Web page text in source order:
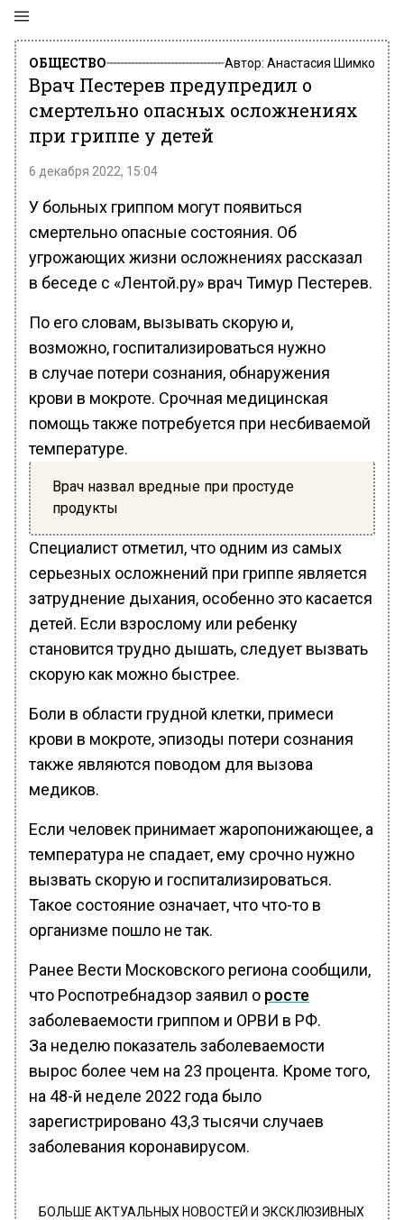
ОБЩЕСТВО Автор: Анастасия Шимко
Врач Пестерев предупредил о
смертельно опасных осложнениях
при гриппе у детей
6 декабря 2022, 15:04
У больных гриппом могут появиться
смертельно опасные состояния. Об
угрожающих жизни осложнениях рассказал
в беседе с «Лентой.ру» врач Тимур Пестерев.
По его словам, вызывать скорую и,
возможно, госпитализироваться нужно
в случае потери сознания, обнаружения
крови в мокроте. Срочная медицинская
помощь также потребуется при несбиваемой
температуре.
Врач назвал вредные при простуде
продукты
Специалист отметил, что одним из самых
серьезных осложнений при гриппе является
затруднение дыхания, особенно это касается
детей. Если взрослому или ребенку
становится трудно дышать, следует вызвать
скорую как можно быстрее.
Боли в области грудной клетки, примеси
крови в мокроте, эпизоды потери сознания
также являются поводом для вызова
медиков.
Если человек принимает жаропонижающее, а
температура не спадает, ему срочно нужно
вызвать скорую и госпитализироваться.
Такое состояние означает, что что-то в
организме пошло не так.
Ранее Вести Московского региона сообщили,
что Роспотребнадзор заявил о росте
заболеваемости гриппом и ОРВИ в РФ.
За неделю показатель заболеваемости
вырос более чем на 23 процента. Кроме того,
на 48-й неделе 2022 года было
зарегистрировано 43,3 тысячи случаев
заболевания коронавирусом.
БОЛЬШЕ АКТУАЛЬНЫХ НОВОСТЕЙ И ЭКСКЛЮЗИВНЫХ